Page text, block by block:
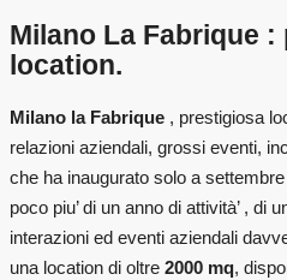
Milano La Fabrique
location.
Milano la Fabrique , prestigiosa
relazioni aziendali, grossi eventi,
che ha inaugurato solo a
poco piu’ di un anno di attività’ , di
interazioni ed eventi aziendali
una location di oltre 2000 mq,